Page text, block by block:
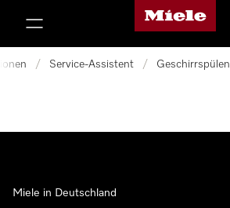
Miele-Homepage
/ Service-Assistent / Geschirrspülen
Miele in Deutschland